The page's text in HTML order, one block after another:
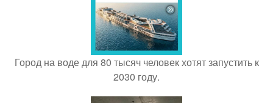
Город на воде для 80 тысяч человек хотят запустить к
2030 году.